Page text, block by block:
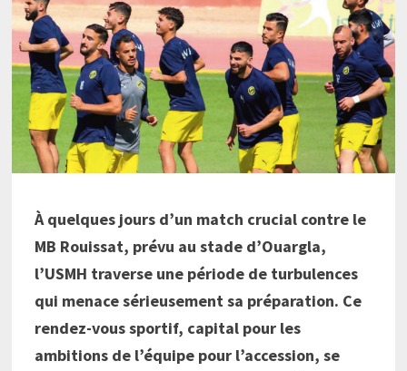
À quelques jours d’un match crucial contre le
MB Rouissat, prévu au stade d’Ouargla,
l’USMH traverse une période de turbulences
qui menace sérieusement sa préparation. Ce
rendez-vous sportif, capital pour les
ambitions de l’équipe pour l’accession, se